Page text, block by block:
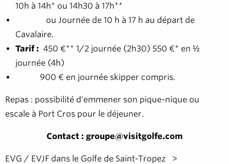
10h à 14h* ou 14h30 à 17h**
ou Journée de 10 h à 17 h au départ de
Cavalaire.
Tarif : 450 €** 1/2 journée (2h30) 550 €* en ½
journée (4h)
900 € en journée skipper compris.
Repas : possibilité d'emmener son pique-nique ou
escale à Port Cros pour le déjeuner.
Contact : groupe@visitgolfe.com
EVG / EVJF dans le Golfe de Saint-Tropez